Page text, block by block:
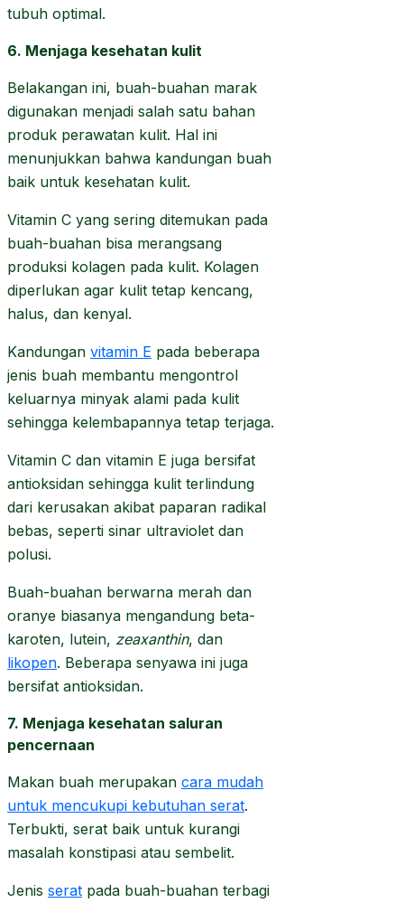
tubuh optimal.
6. Menjaga kesehatan kulit
Belakangan ini, buah-buahan marak
digunakan menjadi salah satu bahan
produk perawatan kulit. Hal ini
menunjukkan bahwa kandungan buah
baik untuk kesehatan kulit.
Vitamin C yang sering ditemukan pada
buah-buahan bisa merangsang
produksi kolagen pada kulit. Kolagen
diperlukan agar kulit tetap kencang,
halus, dan kenyal.
Kandungan vitamin E pada beberapa
jenis buah membantu mengontrol
keluarnya minyak alami pada kulit
sehingga kelembapannya tetap terjaga.
Vitamin C dan vitamin E juga bersifat
antioksidan sehingga kulit terlindung
dari kerusakan akibat paparan radikal
bebas, seperti sinar ultraviolet dan
polusi.
Buah-buahan berwarna merah dan
oranye biasanya mengandung beta-
karoten, lutein, zeaxanthin, dan
likopen. Beberapa senyawa ini juga
bersifat antioksidan.
7. Menjaga kesehatan saluran
pencernaan
Makan buah merupakan cara mudah
untuk mencukupi kebutuhan serat.
Terbukti, serat baik untuk kurangi
masalah konstipasi atau sembelit.
Jenis serat pada buah-buahan terbagi